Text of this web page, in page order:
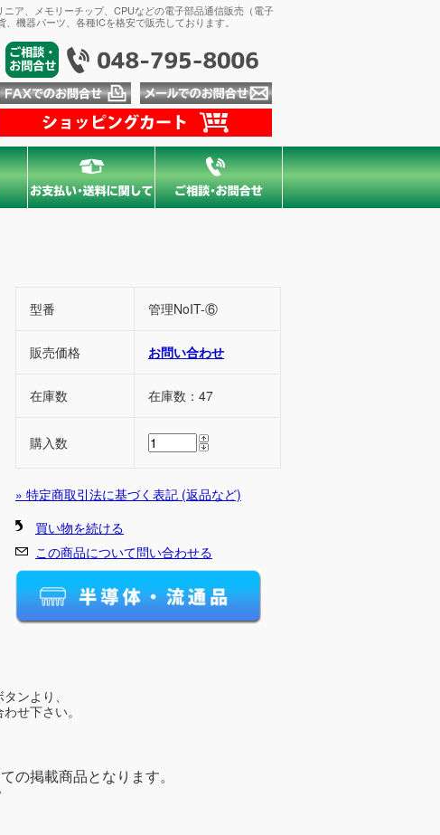
ア、メモリーチップ、CPUなどの電子部品通信販売（電子
機器パーツ、各種ICを格安で販売しております。
型番 管理NoIT-⑥
販売価格 お問い合わせ
在庫数 在庫数：47
購入数
» 特定商取引法に基づく表記 (返品など)
買い物を続ける
この商品について問い合わせる
ンより、
せ下さい。
の掲載商品となります。